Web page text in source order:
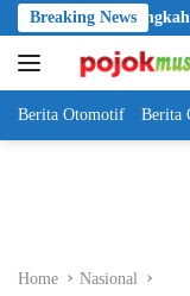
Skip
to
content
Breaking News
Langkah Awal
Berita Otomotif Berita
Home Nasional